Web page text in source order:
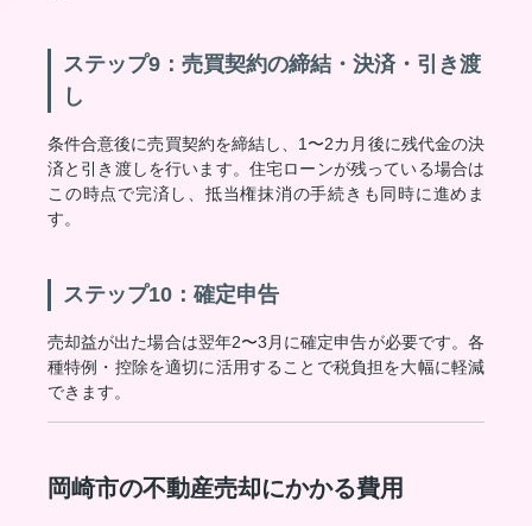
ステップ9：売買契約の締結・決済・引き渡
し
条件合意後に売買契約を締結し、1〜2カ月後に残代金の決
済と引き渡しを行います。住宅ローンが残っている場合は
この時点で完済し、抵当権抹消の手続きも同時に進めま
す。
ステップ10：確定申告
売却益が出た場合は翌年2〜3月に確定申告が必要です。各
種特例・控除を適切に活用することで税負担を大幅に軽減
できます。
岡崎市の不動産売却にかかる費用